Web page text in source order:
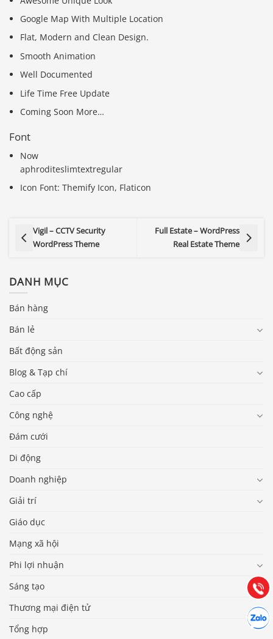
Google Map With Multiple Location
Flat, Modern and Clean Design.
Smooth Animation
Well Documented
Life Time Free Update
Coming Soon More…
Font
Now
aphroditeslimtextregular
Icon Font: Themify Icon, Flaticon
Vigil – CCTV Security
WordPress Theme
Full Estate – WordPress
Real Estate Theme
DANH MỤC
Bán hàng
Bán lẻ
Bất động sản
Blog & Tạp chí
Cao cấp
Công nghệ
Đám cưới
Di động
Doanh nghiệp
Giải trí
Giáo dục
Mạng xã hội
Phi lợi nhuận
Sáng tạo
Thương mại điện tử
Tổng hợp
Gọi
(028) 22.166.144
Chát